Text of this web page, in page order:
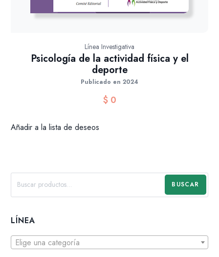
Línea Investigativa
Psicología de la actividad física y el
deporte
Publicado en 2024
$0
Añadir a la lista de deseos
BUSCAR
LÍNEA
Elige una categoría